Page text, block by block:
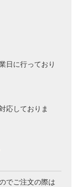
日に行っており
応しておりま
でご注文の際は